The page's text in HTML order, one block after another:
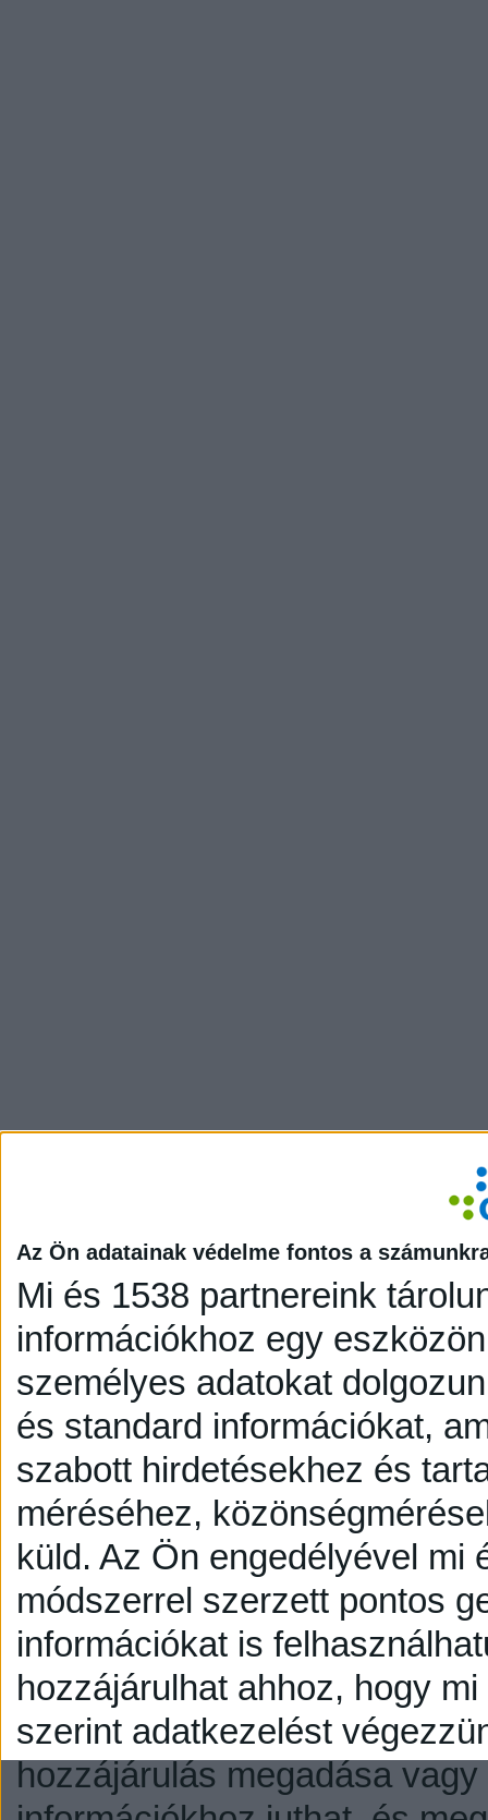
Az Ön adatainak védelme fontos a
Mi és 1538 partnereink
információkhoz egy
személyes adatokat
és standard információkat,
szabott hirdetésekhez és
méréséhez,
küld. Az Ön engedélyével mi
módszerrel szerzett pontos
információkat is
hozzájárulhat ahhoz, hogy
szerint adatkezelést
hozzájárulás megadása